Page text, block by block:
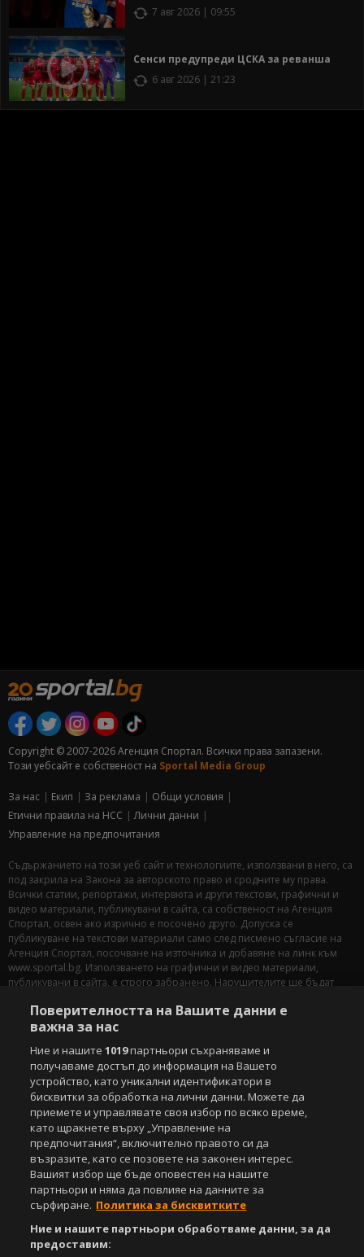
7 авг 2026 | 09:55
Сенси предупреди ЦСКА за реванша
6 авг 2026 | 21:23
Copyright © 2007-2026 Агенция Спортал. Всички права запазени.
Този уебсайт е собственост на Sportal Media Group
За нас Екип За рекламa
Общи условия
Етични правила на НСС
Лични данни
Управление на предпочитания
Съдържанието на този уеб сайт и технологиите, използвани в него, са
под закрила на Закона за авторското право и сродните му права.
Всички статии, репортажи, интервюта и други текстови, графични и
видео материали, публикувани в сайта, са собственост на Агенция
Спортал, освен ако изрично е посочено друго. Допуска се
публикуване на текстови материали само след писмено съгласие на
Агенция Спортал, посочване на източника и добавяне на линк към
www.sportal.bg. Използването на графични и видео материали,
публикувани в сайта, е строго забранено. Нарушителите ще бъдат
СвалиБЕЗПЛАТНОТОприложение за:
Powered by:
Поверителността на Вашите данни е
важна за нас
Ние и нашите1019партньори съхраняваме и
получаваме достъп до информация на Вашето
устройство, като уникални идентификатори в
бисквитки за обработка на лични данни. Можете да
приемете и управлявате своя избор по всяко време,
като щракнете върху „Управление на
предпочитания“, включително правото си да
възразите, като се позовете на законен интерес.
Вашият избор ще бъде оповестен на нашите
партньори и няма да повлияе на данните за
сърфиране. Политика за бисквитките
Ние и нашите партньори обработваме данни, за да
предоставим: